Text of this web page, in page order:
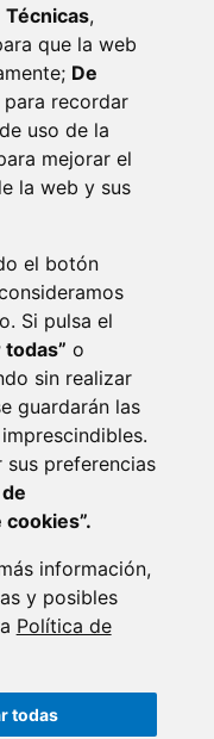
Técnicas,
que la web
De
para recordar
uso de la
mejorar el
la web y sus
el botón
Si pulsa el
todas” o
sin realizar
guardarán las
sus preferencias
información,
y posibles
Política de
todas
(ESPAÑA)
·
EXTERNO AL